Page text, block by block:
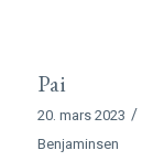
Pai
20. mars 2023 /
Benjaminsen